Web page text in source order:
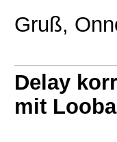
Gruß,
Delay
mit